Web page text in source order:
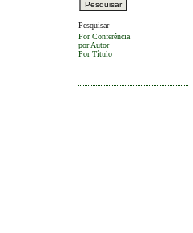
Pesquisar
Por Conferência
por Autor
Por Título